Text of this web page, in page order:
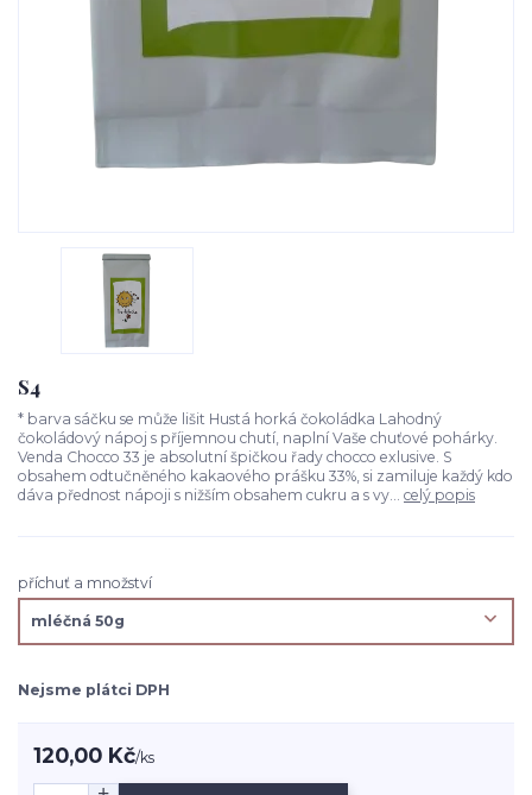
S4
* barva sáčku se může lišit Hustá horká čokoládka Lahodný
čokoládový nápoj s příjemnou chutí, naplní Vaše chuťové pohárky.
Venda Chocco 33 je absolutní špičkou řady chocco exlusive. S
obsahem odtučněného kakaového prášku 33%, si zamiluje každý kdo
dáva přednost nápoji s nižším obsahem cukru a s vy... celý popis
příchuť a množství
Nejsme plátci DPH
120,00 Kč/ks